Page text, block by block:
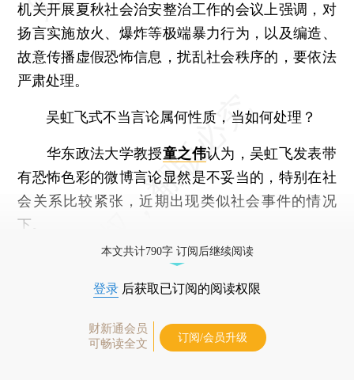
机关开展夏秋社会治安整治工作的会议上强调，对
扬言实施放火、爆炸等极端暴力行为，以及编造、
故意传播虚假恐怖信息，扰乱社会秩序的，要依法
严肃处理。
吴虹飞式不当言论属何性质，当如何处理？
华东政法大学教授童之伟认为，吴虹飞发表带
有恐怖色彩的微博言论显然是不妥当的，特别在社
会关系比较紧张，近期出现类似社会事件的情况
下。
本文共计790字 订阅后继续阅读
登录 后获取已订阅的阅读权限
财新通会员
可畅读全文
订阅/会员升级